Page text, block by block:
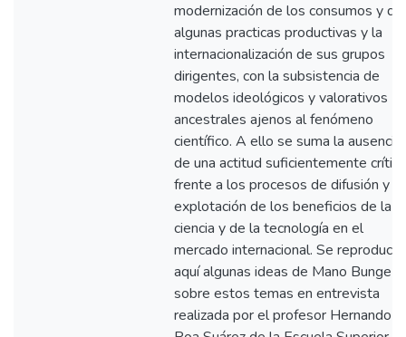
modernización de los consumos y de
algunas practicas productivas y la
internacionalización de sus grupos
dirigentes, con la subsistencia de
modelos ideológicos y valorativos
ancestrales ajenos al fenómeno
científico. A ello se suma la ausencia
de una actitud suficientemente crítica
frente a los procesos de difusión y
explotación de los beneficios de la
ciencia y de la tecnología en el
mercado internacional. Se
aquí algunas ideas de Mano Bunge
sobre estos temas en entrevista
realizada por el profesor Hernando